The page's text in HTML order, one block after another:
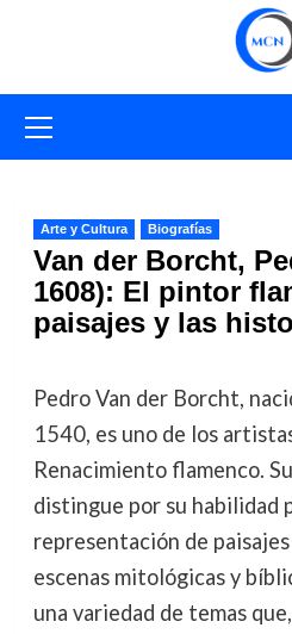
primario
Arte y Cultura Biografías
Van der Borcht,
1608): El pintor
paisajes y las
Pedro Van der Borcht,
1540, es uno de los
Renacimiento flamenco.
distingue por su habilidad
representación de
escenas mitológicas y
una variedad de temas